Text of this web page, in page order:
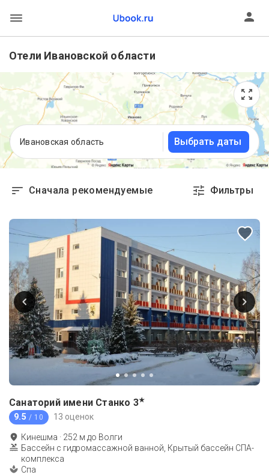
Отели Ивановской области
Ивановская область Выбрать даты
Сначала рекомендуемые Фильтры
Санаторий имени Станко 3★
9.5 / 10 13 оценок
Кинешма · 252 м до Волги
Бассейн с гидромассажной ванной, Крытый бассейн СПА-
комплекса
Спа